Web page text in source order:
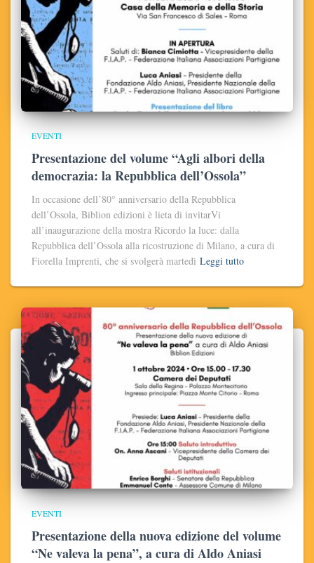
EVENTI
Presentazione del volume “Agli albori della
democrazia: la Repubblica dell’Ossola”
In occasione dell’80° anniversario della Repubblica
dell’Ossola, Biblion edizioni è lieta di invitarVi
all’inaugurazione della mostra Ricordo la luce: dalla
Repubblica dell’Ossola alla ricostruzione di Milano, a cura di
Fiorella Imprenti, che si svolgerà martedì Leggi tutto
EVENTI
Presentazione della nuova edizione del volume
“Ne valeva la pena”, a cura di Aldo Aniasi